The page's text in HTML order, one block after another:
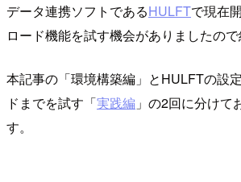
データ連携ソフトであるHULFTで現在
ロード機能を試す機会がありましたので
本記事の「環境構築編」とHULFTの設
ドまでを試す「実践編 」の2回に分けて
す。